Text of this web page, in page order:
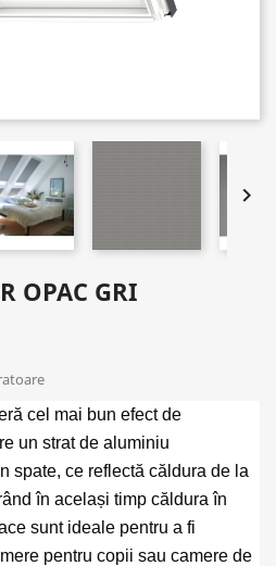

OPAC GRI
cel mai bun efect de
un strat de aluminiu
spate, ce reflectă căldura de la
în același timp căldura în
sunt ideale pentru a fi
pentru copii sau camere de